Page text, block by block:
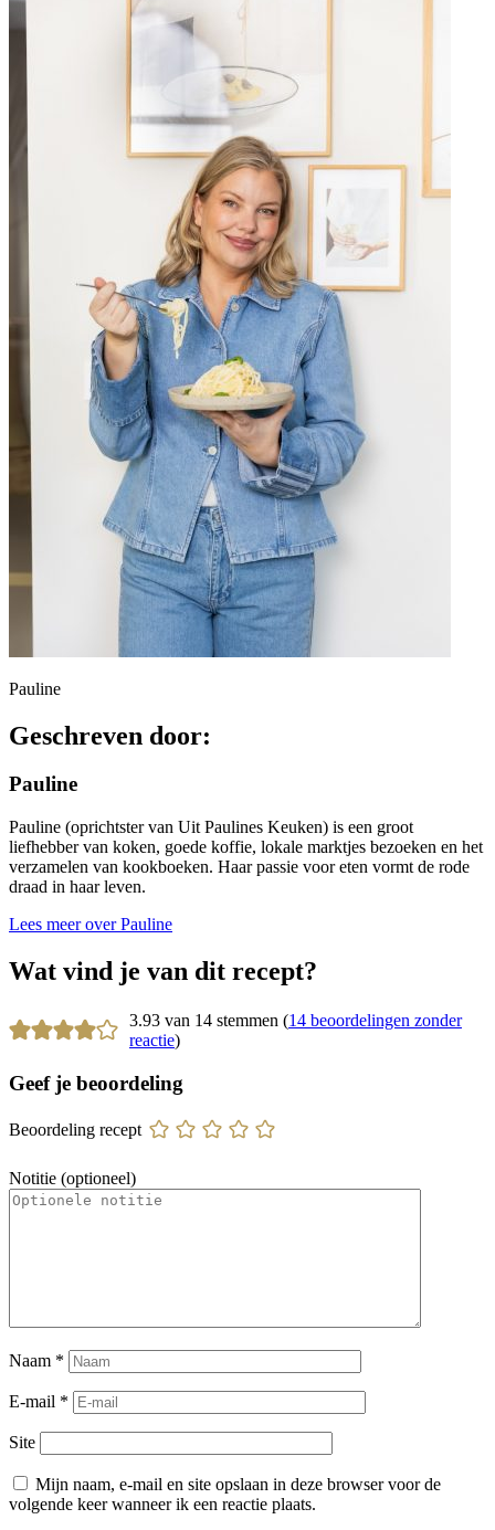
Pauline
Geschreven door:
Pauline
Pauline (oprichtster van Uit Paulines Keuken) is een groot
liefhebber van koken, goede koffie, lokale marktjes bezoeken en het
verzamelen van kookboeken. Haar passie voor eten vormt de rode
draad in haar leven.
Lees meer over Pauline
Wat vind je van dit recept?
3.93 van 14 stemmen (14 beoordelingen zonder
reactie)
Geef je beoordeling
Beoordeling recept
Notitie (optioneel)
Naam *
E-mail *
Site
Mijn naam, e-mail en site opslaan in deze browser voor de
volgende keer wanneer ik een reactie plaats.